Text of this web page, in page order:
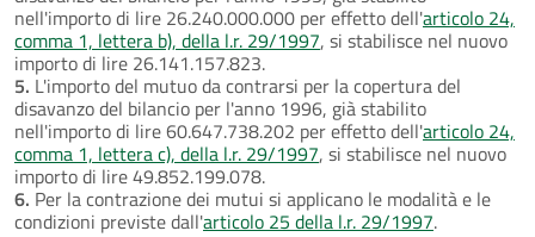
nell'importo di lire 26.240.000.000 per effetto dell'articolo 24,
comma 1, lettera b), della l.r. 29/1997, si stabilisce nel nuovo
importo di lire 26.141.157.823.
5. L'importo del mutuo da contrarsi per la copertura del
disavanzo del bilancio per l'anno 1996, già stabilito
nell'importo di lire 60.647.738.202 per effetto dell'articolo 24,
comma 1, lettera c), della l.r. 29/1997, si stabilisce nel nuovo
importo di lire 49.852.199.078.
6. Per la contrazione dei mutui si applicano le modalità e le
condizioni previste dall'articolo 25 della l.r. 29/1997.